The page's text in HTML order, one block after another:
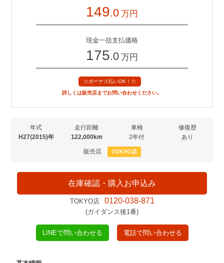
149.0 万円
現金一括支払価格
175.0 万円
☆ボーナス払いOK！☆
詳しくは販売店までお問い合わせください。
年式
H27(2015)年
走行距離
122,000km
車検
2年付
修復歴
あり
販売店 TOKYO店
在庫確認・購入お申込み
TOKYO店 0120-038-871
(ガイダンス後1番)
LINEで問い合わせる 電話で問い合わせる